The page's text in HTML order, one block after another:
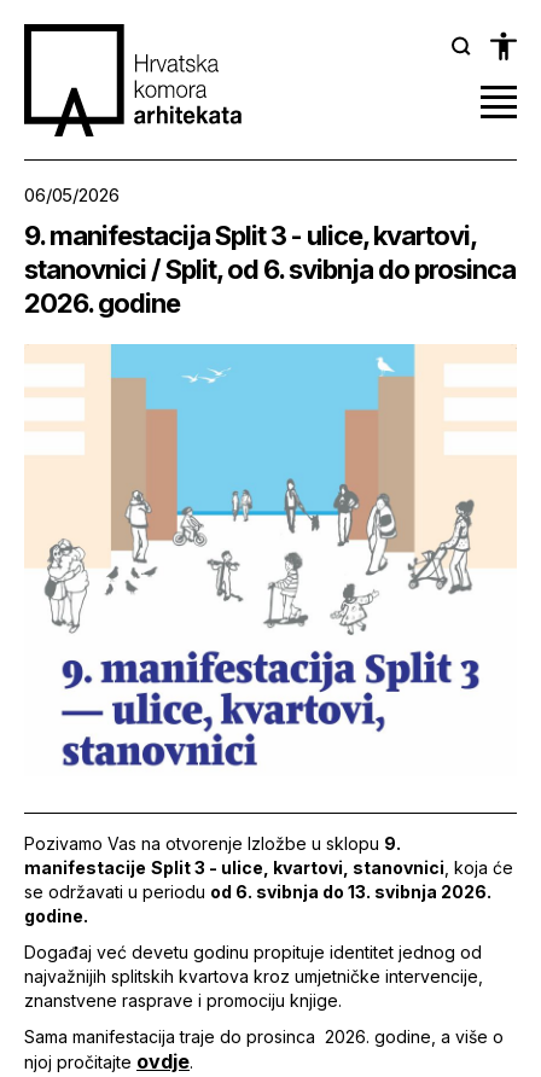
06/05/2026
9. manifestacija Split 3 - ulice, kvartovi,
stanovnici / Split, od 6. svibnja do prosinca
2026. godine
Pozivamo Vas na otvorenje Izložbe u sklopu 9.
manifestacije Split 3 - ulice, kvartovi, stanovnici , koja će
se održavati u periodu od 6. svibnja do 13. svibnja 2026.
godine.
Događaj već devetu godinu propituje identitet jednog od
najvažnijih splitskih kvartova kroz umjetničke intervencije,
znanstvene rasprave i promociju knjige.
Sama manifestacija traje do prosinca 2026. godine, a više o
njoj pročitajte ovdje.